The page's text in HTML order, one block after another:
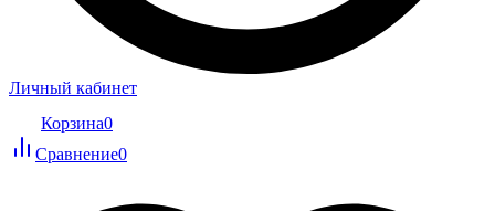
Личный кабинет
Корзина0
Сравнение0